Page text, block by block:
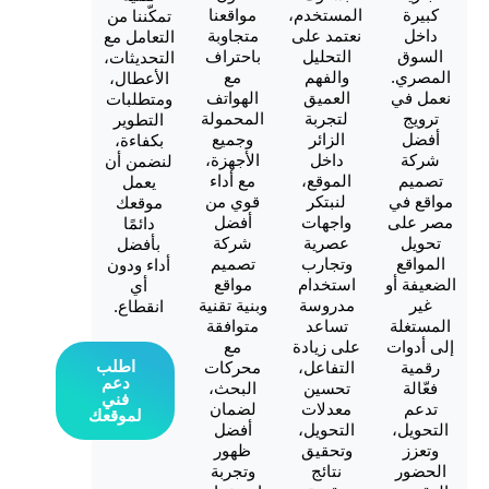
المستخدم،
نعتمد على
التحليل
والفهم
العميق
لتجربة
الزائر
داخل
الموقع،
لنبتكر
واجهات
عصرية
وتجارب
استخدام
مدروسة
تساعد
على زيادة
التفاعل،
تحسين
معدلات
التحويل،
وتحقيق
نتائج
مواقعنا
متجاوبة
باحتراف
مع
الهواتف
المحمولة
وجميع
الأجهزة،
مع أداء
قوي من
أفضل
شركة
تصميم
مواقع
وبنية تقنية
متوافقة
مع
محركات
البحث،
لضمان
أفضل
ظهور
وتجربة
تمكّننا من
التعامل مع
التحديثات،
الأعطال،
ومتطلبات
التطوير
بكفاءة،
لنضمن أن
يعمل
موقعك
دائمًا
بأفضل
أداء ودون
أي
انقطاع.
اطلب
فني
لموقعك